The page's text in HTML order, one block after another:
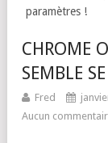
paramètres !
CHROME
SEMBLE
Fred
Aucun